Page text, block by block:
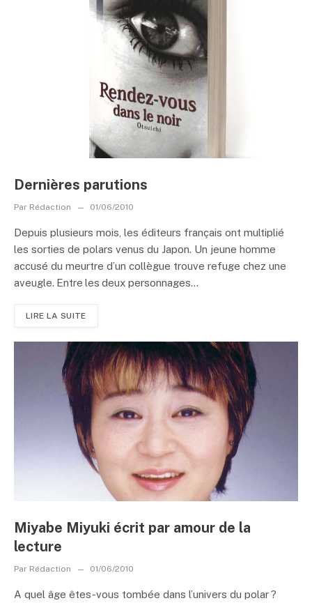
Dernières parutions
Par Rédaction 01/06/2010
Depuis plusieurs mois, les éditeurs français ont multiplié
les sorties de polars venus du Japon. Un jeune homme
accusé du meurtre d’un collègue trouve refuge chez une
aveugle. Entre les deux personnages...
LIRE LA SUITE
Miyabe Miyuki écrit par amour de la
lecture
Par Rédaction 01/06/2010
A quel âge êtes-vous tombée dans l’univers du polar ?